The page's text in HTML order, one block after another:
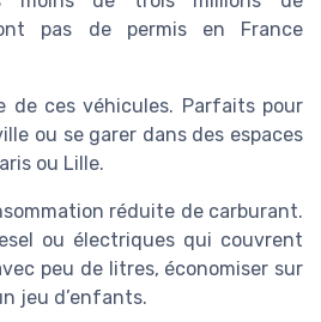
pas de permis en France
de ces véhicules. Parfaits pour
ou se garer dans des espaces
ou Lille.
réduite de carburant.
ou électriques qui couvrent
peu de litres, économiser sur
jeu d’enfants.